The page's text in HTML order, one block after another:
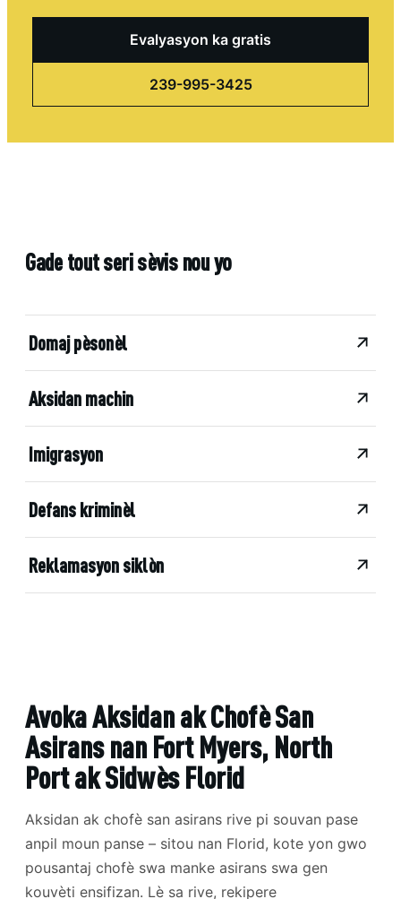
Evalyasyon ka gratis
239-995-3425
Gade tout seri sèvis nou yo
Domaj pèsonèl
Aksidan machin
Imigrasyon
Defans kriminèl
Reklamasyon siklòn
Avoka Aksidan ak Chofè San
Asirans nan Fort Myers, North
Port ak Sidwès Florid
Aksidan ak chofè san asirans rive pi souvan pase
anpil moun panse – sitou nan Florid, kote yon gwo
pousantaj chofè swa manke asirans swa gen
kouvèti ensifizan. Lè sa rive, rekipere